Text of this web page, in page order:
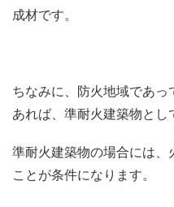
成材です。
ちなみに、防火地域であ
あれば、準耐火建築物とし
準耐火建築物の場合には、
ことが条件になります。